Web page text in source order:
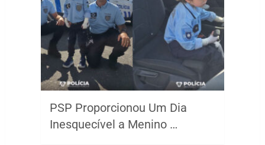
PSP Proporcionou Um Dia
Inesquecível a Menino …